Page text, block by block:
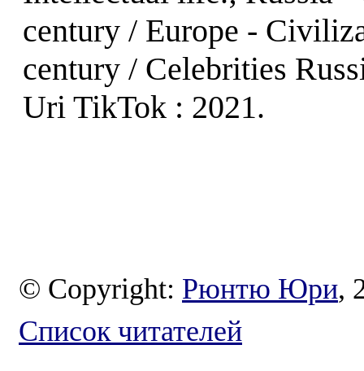
century / Europe -
century / Celebrities
Uri TikTok : 2021.
© Copyright: Рюнтю Юри,
Список читателей